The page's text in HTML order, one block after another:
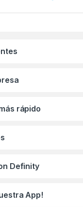
rápido
Definity
App!